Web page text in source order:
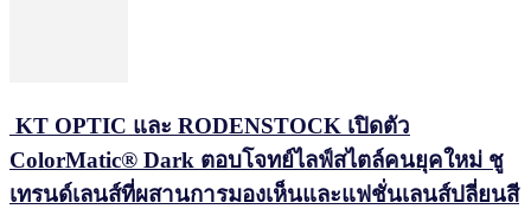
KT OPTIC และ RODENSTOCK เปิดตัว
ColorMatic® Dark ตอบโจทย์ไลฟ์สไตล์คนยุคใหม่ ชู
เทรนด์เลนส์ที่ผสานการมองเห็นและแฟชั่นเลนส์ปลี่ยนสี